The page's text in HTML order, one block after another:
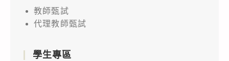
教師甄試
代理教師甄試
學生專區